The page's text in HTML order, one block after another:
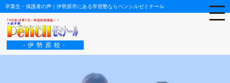
卒業生・保護者の声｜伊勢原市にある学習塾ならペンシルゼミナール
-伊勢原校-